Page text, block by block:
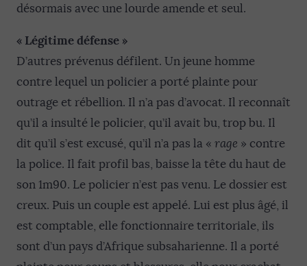
désormais avec une lourde amende et seul.
« Légitime défense »
D’autres prévenus défilent. Un jeune homme
contre lequel un policier a porté plainte pour
outrage et rébellion. Il n’a pas d’avocat. Il reconnaît
qu’il a insulté le policier, qu’il avait bu, trop bu. Il
dit qu’il s’est excusé, qu’il n’a pas la « rage » contre
la police. Il fait profil bas, baisse la tête du haut de
son 1m90. Le policier n’est pas venu. Le dossier est
creux. Puis un couple est appelé. Lui est plus âgé, il
est comptable, elle fonctionnaire territoriale, ils
sont d’un pays d’Afrique subsaharienne. Il a porté